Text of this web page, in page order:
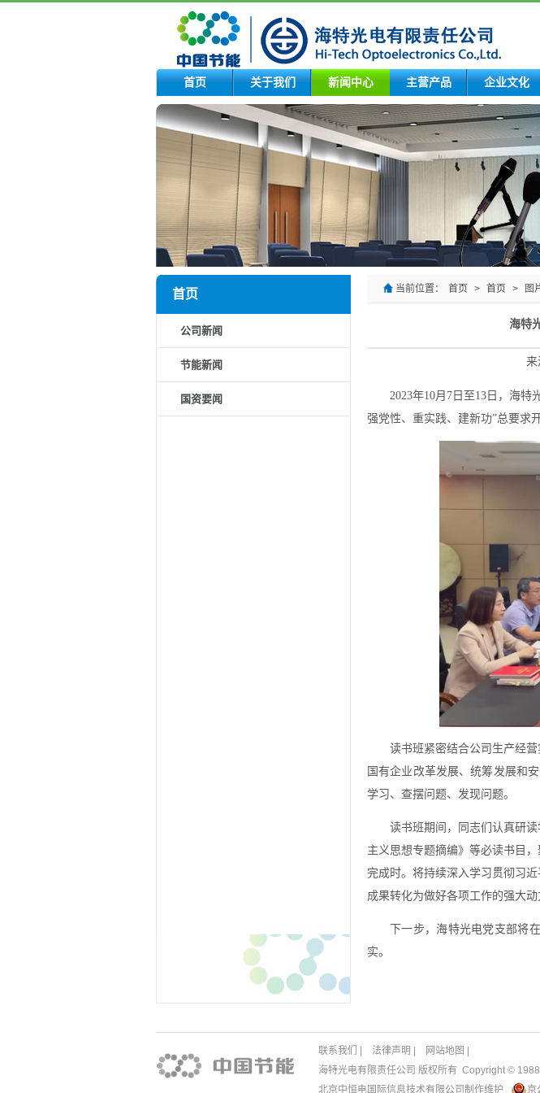
首页 关于我们 新闻中心 主营产品 企业文化
首页
公司新闻
节能新闻
国资要闻
当前位置： 首页 > 首页 > 图
海特
来
2023年10月7日至13日，海特
强党性、重实践、建新功”总要求
读书班紧密结合公司生产经
国有企业改革发展、统筹发展和
学习、查摆问题、发现问题。
读书班期间，同志们认真研
主义思想专题摘编》等必读书目
完成时。将持续深入学习贯彻习
成果转化为做好各项工作的强大
下一步，海特光电党支部将
实。
联系我们 法律声明 网站地图
海特光电有限责任公司 版权所有 Copyright ©
北京中恒电国际信息技术有限公司 制作维护 京